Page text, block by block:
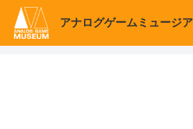
アナログゲームミュージ